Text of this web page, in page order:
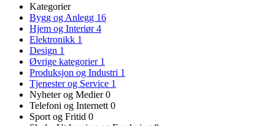
Kategorier
Bygg og Anlegg 16
Hjem og Interiør4
Elektronikk 1
Design 1
Øvrige kategorier 1
Produksjon og Industri 1
Tjenester og Service 1
Nyheter og Medier0
Telefoni og Internett 0
Sport og Fritid 0